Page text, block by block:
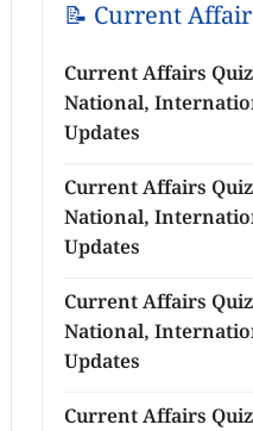
📝 Current
Current Affairs
National,
Updates
Current Affairs
National,
Updates
Current Affairs
National,
Updates
Current Affairs